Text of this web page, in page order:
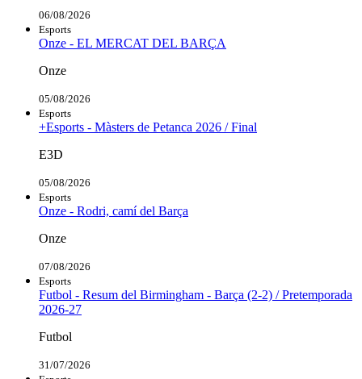
06/08/2026
Esports
Onze - EL MERCAT DEL BARÇA
Onze
05/08/2026
Esports
+Esports - Màsters de Petanca 2026 / Final
E3D
05/08/2026
Esports
Onze - Rodri, camí del Barça
Onze
07/08/2026
Esports
Futbol - Resum del Birmingham - Barça (2-2) / Pretemporada
2026-27
Futbol
31/07/2026